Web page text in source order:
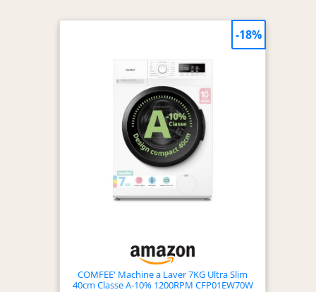
COMFEE' Machine a Laver 7KG Ultra Slim
40cm Classe A-10% 1200RPM CFP01EW70W
-18%